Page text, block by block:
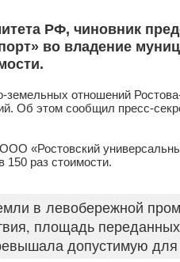
РФ, чиновник
во владение
земельных отношений
Об этом сообщил пресс-
«Ростовский
раз стоимости.
в левобережной
площадь переданных
допустимую